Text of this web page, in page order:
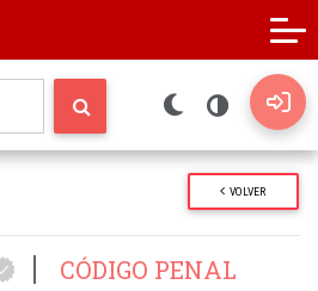
VOLVER
CÓDIGO PENAL